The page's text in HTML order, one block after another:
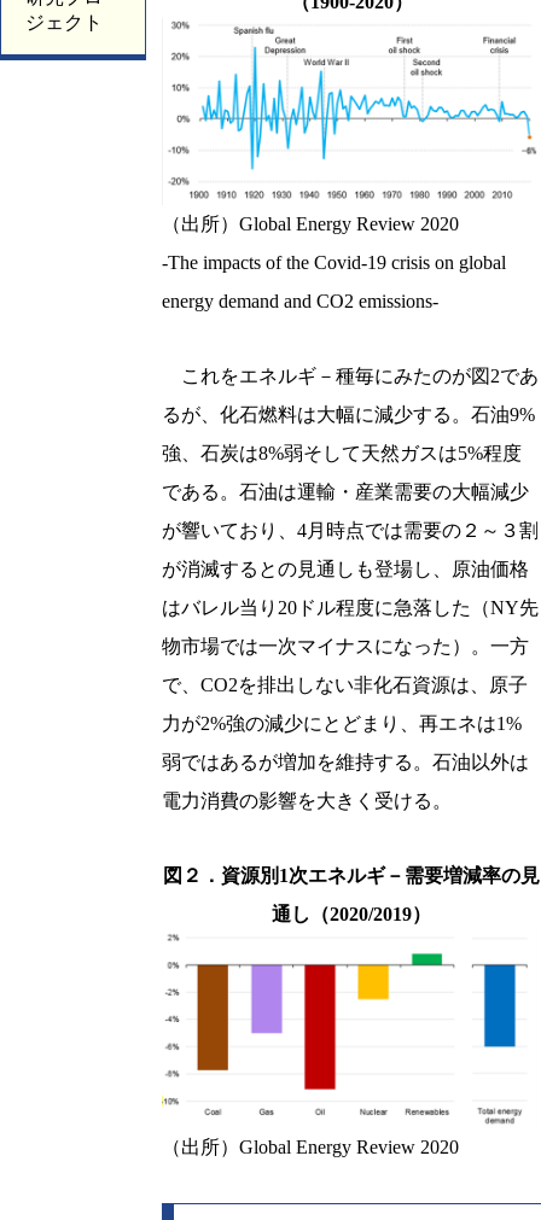
ジェクト
（出所）Global Energy Review 2020
-The impacts of the Covid-19 crisis on global
energy demand and CO2 emissions-
これをエネルギ－種毎にみたのが図2であ
るが、化石燃料は大幅に減少する。石油9%
強、石炭は8%弱そして天然ガスは5%程度
である。石油は運輸・産業需要の大幅減少
が響いており、4月時点では需要の２～３割
が消滅するとの見通しも登場し、原油価格
はバレル当り20ドル程度に急落した（NY先
物市場では一次マイナスになった）。一方
で、CO2を排出しない非化石資源は、原子
力が2%強の減少にとどまり、再エネは1%
弱ではあるが増加を維持する。石油以外は
電力消費の影響を大きく受ける。
図２．資源別1次エネルギ－需要増減率の見
通し（2020/2019）
（出所）Global Energy Review 2020